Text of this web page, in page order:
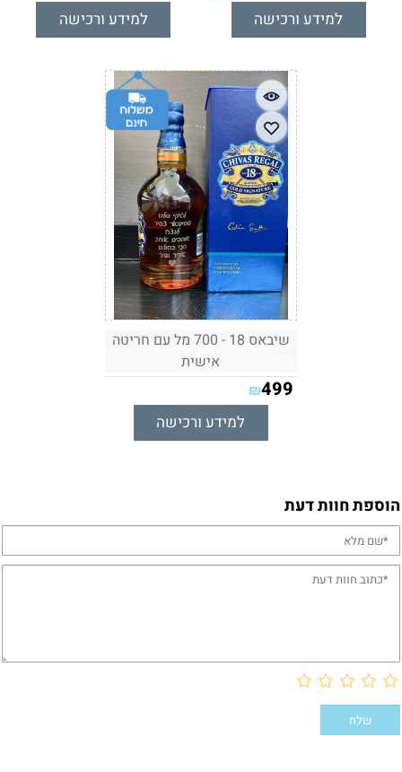
למידע ורכישה למידע ורכישה
שיבאס 18 - 700 מל עם חריטה
אישית
₪499
למידע ורכישה
הוספת חוות דעת